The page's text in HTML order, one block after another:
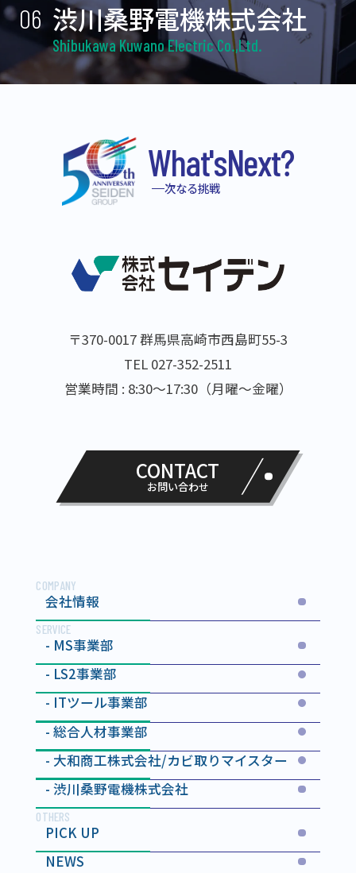
06 渋川桑野電機株式会社
Shibukawa Kuwano Electric Co.,Ltd.
What'sNext?
次なる挑戦
〒370-0017 群馬県高崎市西島町55-3
TEL 027-352-2511
営業時間 : 8:30～17:30（月曜～金曜）
CONTACT
お問い合わせ
COMPANY
会社情報
SERVICE
MS事業部
LS2事業部
ITツール事業部
総合人材事業部
大和商工株式会社/カビ取りマイスター
渋川桑野電機株式会社
OTHERS
PICK UP
NEWS